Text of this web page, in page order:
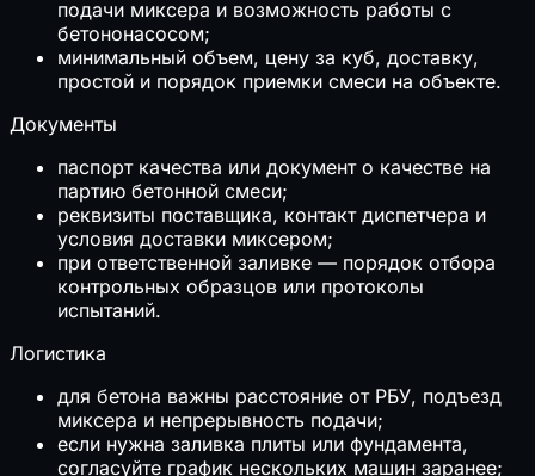
подачи миксера и возможность работы с
бетононасосом;
минимальный объем, цену за куб, доставку,
простой и порядок приемки смеси на объекте.
Документы
паспорт качества или документ о качестве на
партию бетонной смеси;
реквизиты поставщика, контакт диспетчера и
условия доставки миксером;
при ответственной заливке — порядок отбора
контрольных образцов или протоколы
испытаний.
Логистика
для бетона важны расстояние от РБУ, подъезд
миксера и непрерывность подачи;
если нужна заливка плиты или фундамента,
согласуйте график нескольких машин заранее;